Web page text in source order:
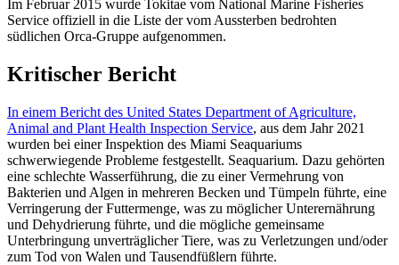
Im Februar 2015 wurde Tokitae vom National Marine Fisheries
Service offiziell in die Liste der vom Aussterben bedrohten
südlichen Orca-Gruppe aufgenommen.
Kritischer Bericht
In einem Bericht des United States Department of Agriculture,
Animal and Plant Health Inspection Service, aus dem Jahr 2021
wurden bei einer Inspektion des Miami Seaquariums
schwerwiegende Probleme festgestellt. Seaquarium. Dazu gehörten
eine schlechte Wasserführung, die zu einer Vermehrung von
Bakterien und Algen in mehreren Becken und Tümpeln führte, eine
Verringerung der Futtermenge, was zu möglicher Unterernährung
und Dehydrierung führte, und die mögliche gemeinsame
Unterbringung unverträglicher Tiere, was zu Verletzungen und/oder
zum Tod von Walen und Tausendfüßlern führte.